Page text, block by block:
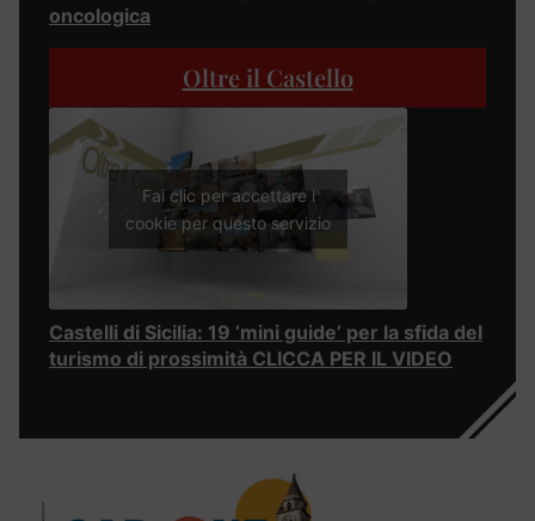
oncologica
Oltre il Castello
Fai clic per accettare i
cookie per questo servizio
Castelli di Sicilia: 19 ‘mini guide’ per la sfida del
turismo di prossimità CLICCA PER IL VIDEO